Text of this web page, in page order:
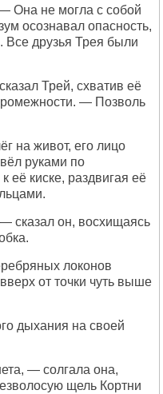
Она не могла с собой
осознавал опасность,
Все друзья Трея были
Трей, схватив её
— Позволь
на живот, его лицо
руками по
её киске, раздвигая её
сказал он, восхищаясь
локонов
от точки чуть выше
дыхания на своей
— солгала она,
щель Кортни